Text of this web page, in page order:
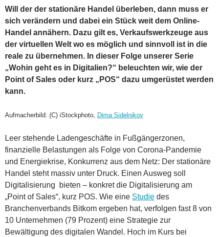
Will der der stationäre Handel überleben, dann muss er
sich verändern und dabei ein Stück weit dem Online-
Handel annähern. Dazu gilt es, Verkaufswerkzeuge aus
der virtuellen Welt wo es möglich und sinnvoll ist in die
reale zu übernehmen. In dieser Folge unserer Serie
„Wohin geht es in Digitalien?“ beleuchten wir, wie der
Point of Sales oder kurz „POS“ dazu umgerüstet werden
kann.
Aufmacherbild: (C) iStockphoto, Dima Sidelnikov
Leer stehende Ladengeschäfte in Fußgängerzonen,
finanzielle Belastungen als Folge von Corona-Pandemie
und Energiekrise, Konkurrenz aus dem Netz: Der stationäre
Handel steht massiv unter Druck. Einen Ausweg soll
Digitalisierung bieten – konkret die Digitalisierung am
„Point of Sales“, kurz POS. Wie eine Studie des
Branchenverbands Bitkom ergeben hat, verfolgen fast 8 von
10 Unternehmen (79 Prozent) eine Strategie zur
Bewältigung des digitalen Wandel. Hoch im Kurs bei